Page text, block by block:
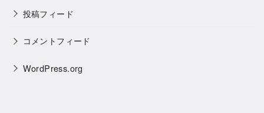
投稿フィード
コメントフィード
WordPress.org